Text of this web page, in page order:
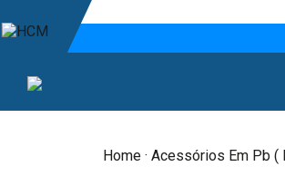
Home· Acessórios Em Pb (